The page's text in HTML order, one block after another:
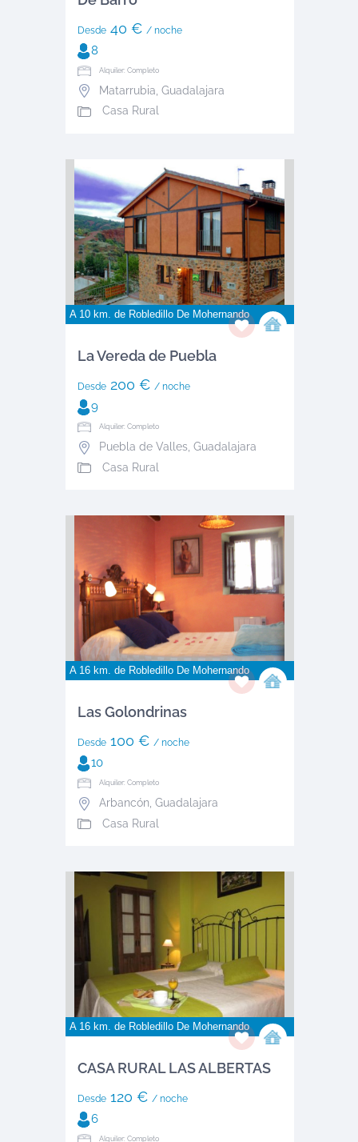
Desde40 € / noche
8
Alquiler: Completo
Matarrubia Guadalajara
Casa Rural
A 10 km. de Robledillo De Mohernando
La Vereda de Puebla
Desde200 € / noche
9
Alquiler: Completo
Puebla de Valles, Guadalajara
Casa Rural
A 16 km. de Robledillo De Mohernando
Las Golondrinas
Desde100 € / noche
10
Alquiler: Completo
Arbancón, Guadalajara
Casa Rural
A 16 km. de Robledillo De Mohernando
CASA RURAL LAS ALBERTAS
Desde120 € / noche
6
Alquiler: Completo